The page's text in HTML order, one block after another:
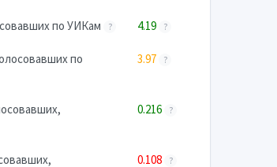
по УИКам ? 4.19 ?
по
3.97 ?
0.216 ?
0.108 ?